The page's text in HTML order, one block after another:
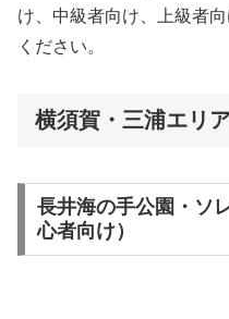
け、中級者向け、上級者
ください。
横須賀・三浦エリ
長井海の手公園・ソ
心者向け）